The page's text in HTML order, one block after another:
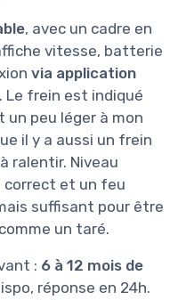
, avec un cadre en
vitesse, batterie
via application
Le frein est indiqué
peu léger à mon
il y a aussi un frein
ralentir. Niveau
correct et un feu
suffisant pour être
un taré.
: 6 à 12 mois de
réponse en 24h.